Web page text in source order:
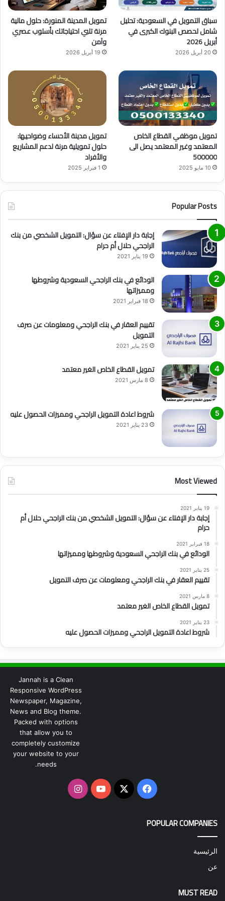
b
e
ا
م
سباق التمويل في السعودية: تحليل
شامل لحصص البنوك الكبرى في
أبريل 2026
20 أبريل 2026
تمويل المدينة المنورة: حلول مالية
مرنة تلبي احتياجاتك بأسلوب عصري
وآمن
19 أبريل 2026
تمويل موظفي القطاع الخاص
المعتمد وغير المعتمد يصل الى
500000
10 مايو 2025
تمويل مدينة الأحساء وضواحيها:
حلول تمويلية مرنة لدعم المشاريع
والأفراد
1 فبراير 2025
Popular Posts
إجابة دار الإفتاء عن سؤال: التمويل الشخصي من بنك
الراجحي حلال أم حرام
19 يناير 2021
الودائع في بنك الراجحي السعودية وشروطها
ومميزاتها
18 فبراير 2021
تقييم العقار في بنك الراجحي ومعلومات عن صرف
التمويل
25 يناير 2021
تمويل القطاع الخاص الغير معتمد
8 مارس 2021
شروط اعادة التمويل الراجحي ومميزات الحصول عليه
23 يناير 2021
Most Viewed
19 يناير 2021
إجابة دار الإفتاء عن سؤال: التمويل الشخصي من بنك الراجحي حلال أم
حرام
18 فبراير 2021
الودائع في بنك الراجحي السعودية وشروطها ومميزاتها
25 يناير 2021
تقييم العقار في بنك الراجحي ومعلومات عن صرف التمويل
8 مارس 2021
تمويل القطاع الخاص الغير معتمد
23 يناير 2021
شروط اعادة التمويل الراجحي ومميزات الحصول عليه
Jannah is a Clean
Responsive WordPress
Newspaper, Magazine,
News and Blog theme.
Packed with options
that allow you to
completely customize
your website to your
needs.
فيسبوك
‫X
‫YouTubeانستقرام
POPULAR COMPANIES
الرئيسية
عن
MUST READ